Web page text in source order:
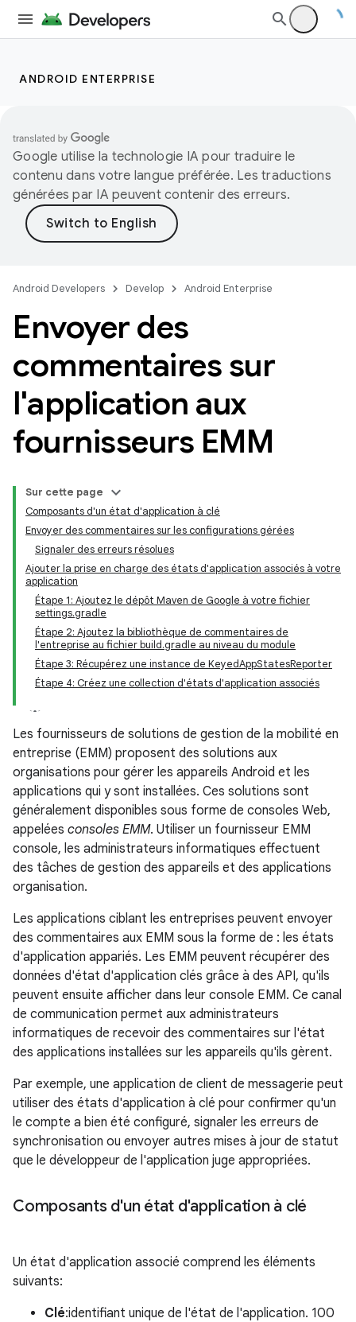
ANDROID ENTERPRISE
Google utilise la technologie IA pour traduire le
contenu dans votre langue préférée. Les traductions
générées par IA peuvent contenir des erreurs.
Android Developers Develop Android Enterprise
Envoyer des
commentaires sur
l'application aux
fournisseurs EMM
Sur cette page
Composants d'un état d'application à clé
Envoyer des commentaires sur les configurations gérées
Signaler des erreurs résolues
Ajouter la prise en charge des états d'application associés à votre
application
Étape 1: Ajoutez le dépôt Maven de Google à votre fichier
settings.gradle
Étape 2: Ajoutez la bibliothèque de commentaires de
l'entreprise au fichier build.gradle au niveau du module
Étape 3: Récupérez une instance de KeyedAppStatesReporter
Étape 4: Créez une collection d'états d'application associés
Les fournisseurs de solutions de gestion de la mobilité en
entreprise (EMM) proposent des solutions aux
organisations pour gérer les appareils Android et les
applications qui y sont installées. Ces solutions sont
généralement disponibles sous forme de consoles Web,
appelées consoles EMM. Utiliser un fournisseur EMM
console, les administrateurs informatiques effectuent
des tâches de gestion des appareils et des applications
organisation.
Les applications ciblant les entreprises peuvent envoyer
des commentaires aux EMM sous la forme de : les états
d'application appariés. Les EMM peuvent récupérer des
données d'état d'application clés grâce à des API, qu'ils
peuvent ensuite afficher dans leur console EMM. Ce canal
de communication permet aux administrateurs
informatiques de recevoir des commentaires sur l'état
des applications installées sur les appareils qu'ils gèrent.
Par exemple, une application de client de messagerie peut
utiliser des états d'application à clé pour confirmer qu'un
le compte a bien été configuré, signaler les erreurs de
synchronisation ou envoyer autres mises à jour de statut
que le développeur de l'application juge appropriées.
Composants d'un état d'application à clé
Un état d'application associé comprend les éléments
suivants:
Clé:identifiant unique de l'état de l'application. 100